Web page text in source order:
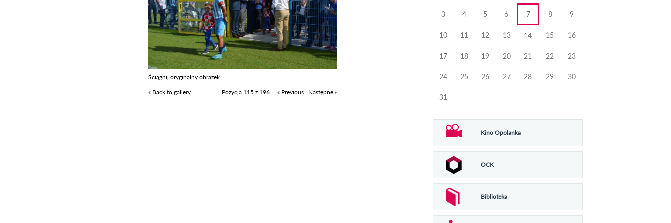
Ściągnij oryginalny obrazek
« Back to gallery
Pozycja 115 z 196 « Previous | Następne »
3 4 5 6 7 8 9
10 11 12 13 14 15 16
17 18 19 20 21 22 23
24 25 26 27 28 29 30
31
Kino Opolanka
OCK
Biblioteka